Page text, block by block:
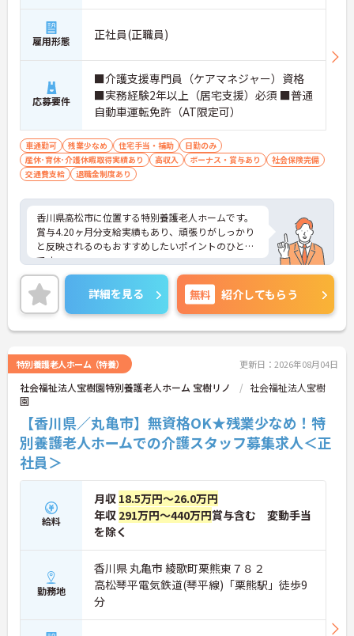
雇用形態 正社員(正職員)
応募要件
■介護支援専門員（ケアマネジャー）資格
■実務経験2年以上（居宅支援）必須 ■普通
自動車運転免許（AT限定可）
車通勤可 残業少なめ 住宅手当・補助
日勤のみ
産休･育休･介護休暇取得実績あり
高収入 ボーナス・賞与あり
社会保険完備
交通費支給
退職金制度あり
香川県高松市に位置する特別養護老人ホームです。
賞与4.20ヶ月分支給実績もあり、頑張りがしっかり
と反映されるのもおすすめしたいポイントのひとつ
です。
固定のお休みもあるのでプライベートの予定も立て
やすい環境です。
ご興味をお持ちの方はお気軽にお問い合わせくださ
い。
詳細を見る 無料 紹介してもらう
特別養護老人ホーム（特養） 更新日：2026年08月04日
社会福祉法人宝樹園特別養護老人ホーム 宝樹リノ
社会福祉法人宝樹
園
【香川県／丸亀市】無資格OK★残業少なめ！特
別養護老人ホームでの介護スタッフ募集求人＜正
社員＞
給料
月収 18.5万円～26.0万円
年収 291万円～440万円賞与含む 変動手当
を除く
勤務地
香川県 丸亀市 綾歌町栗熊東７８２
高松琴平電気鉄道(琴平線)「栗熊駅」徒歩9
分